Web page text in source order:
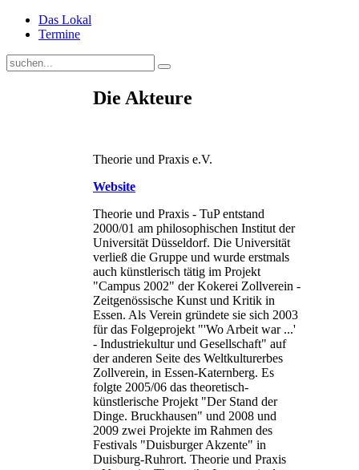
Das Lokal
Termine
Die Akteure
Theorie und Praxis e.V.
Website
Theorie und Praxis - TuP entstand
2000/01 am philosophischen Institut der
Universität Düsseldorf. Die Universität
verließ die Gruppe und wurde erstmals
auch künstlerisch tätig im Projekt
"Campus 2002" der Kokerei Zollverein -
Zeitgenössische Kunst und Kritik in
Essen. Als Verein gründete sie sich 2003
für das Folgeprojekt "'Wo Arbeit war ...'
- Industriekultur und Gesellschaft" auf
der anderen Seite des Weltkulturerbes
Zollverein, in Essen-Katernberg. Es
folgte 2005/06 das theoretisch-
künstlerische Projekt "Der Stand der
Dinge. Bruckhausen" und 2008 und
2009 zwei Projekte im Rahmen des
Festivals "Duisburger Akzente" in
Duisburg-Ruhrort. Theorie und Praxis